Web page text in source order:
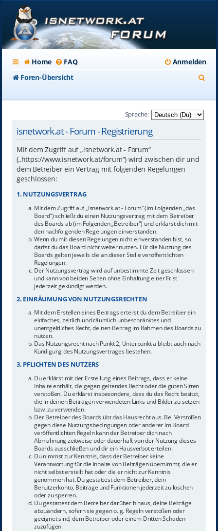
Home FAQ
Anmelden
Foren-Übersicht
Sprache:
isnetwork.at - Forum - Registrierung
Mit dem Zugriff auf „isnetwork.at - Forum“
(„https://www.isnetwork.at/forum“) wird zwischen dir und
dem Betreiber ein Vertrag mit folgenden Regelungen
geschlossen:
1. NUTZUNGSVERTRAG
Mit dem Zugriff auf „isnetwork.at - Forum“ (im Folgenden „das
Board“) schließt du einen Nutzungsvertrag mit dem Betreiber
des Boards ab (im Folgenden „Betreiber“) und erklärst dich mit
den nachfolgenden Regelungen einverstanden.
Wenn du mit diesen Regelungen nicht einverstanden bist, so
darfst du das Board nicht weiter nutzen. Für die Nutzung des
Boards gelten jeweils die an dieser Stelle veröffentlichten
Regelungen.
Der Nutzungsvertrag wird auf unbestimmte Zeit geschlossen
und kann von beiden Seiten ohne Einhaltung einer Frist
jederzeit gekündigt werden.
2. EINRÄUMUNG VON NUTZUNGSRECHTEN
Mit dem Erstellen eines Beitrags erteilst du dem Betreiber ein
einfaches, zeitlich und räumlich unbeschränktes und
unentgeltliches Recht, deinen Beitrag im Rahmen des Boards zu
nutzen.
Das Nutzungsrecht nach Punkt 2, Unterpunkt a bleibt auch nach
Kündigung des Nutzungsvertrages bestehen.
3. PFLICHTEN DES NUTZERS
Du erklärst mit der Erstellung eines Beitrags, dass er keine
Inhalte enthält, die gegen geltendes Recht oder die guten Sitten
verstoßen. Du erklärst insbesondere, dass du das Recht besitzt,
die in deinen Beiträgen verwendeten Links und Bilder zu setzen
bzw. zu verwenden.
Der Betreiber des Boards übt das Hausrecht aus. Bei Verstößen
gegen diese Nutzungsbedingungen oder anderer im Board
veröffentlichten Regeln kann der Betreiber dich nach
Abmahnung zeitweise oder dauerhaft von der Nutzung dieses
Boards ausschließen und dir ein Hausverbot erteilen.
Du nimmst zur Kenntnis, dass der Betreiber keine
Verantwortung für die Inhalte von Beiträgen übernimmt, die er
nicht selbst erstellt hat oder die er nicht zur Kenntnis
genommen hat. Du gestattest dem Betreiber, dein
Benutzerkonto, Beiträge und Funktionen jederzeit zu löschen
oder zu sperren.
Du gestattest dem Betreiber darüber hinaus, deine Beiträge
abzuändern, sofern sie gegen o. g. Regeln verstoßen oder
geeignet sind, dem Betreiber oder einem Dritten Schaden
zuzufügen.